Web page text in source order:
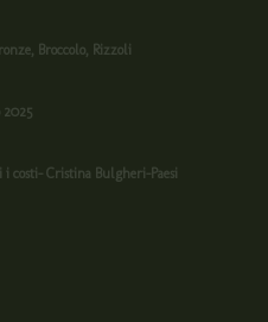
Broccolo, Rizzoli
2025
costi- Cristina Bulgheri-Paesi